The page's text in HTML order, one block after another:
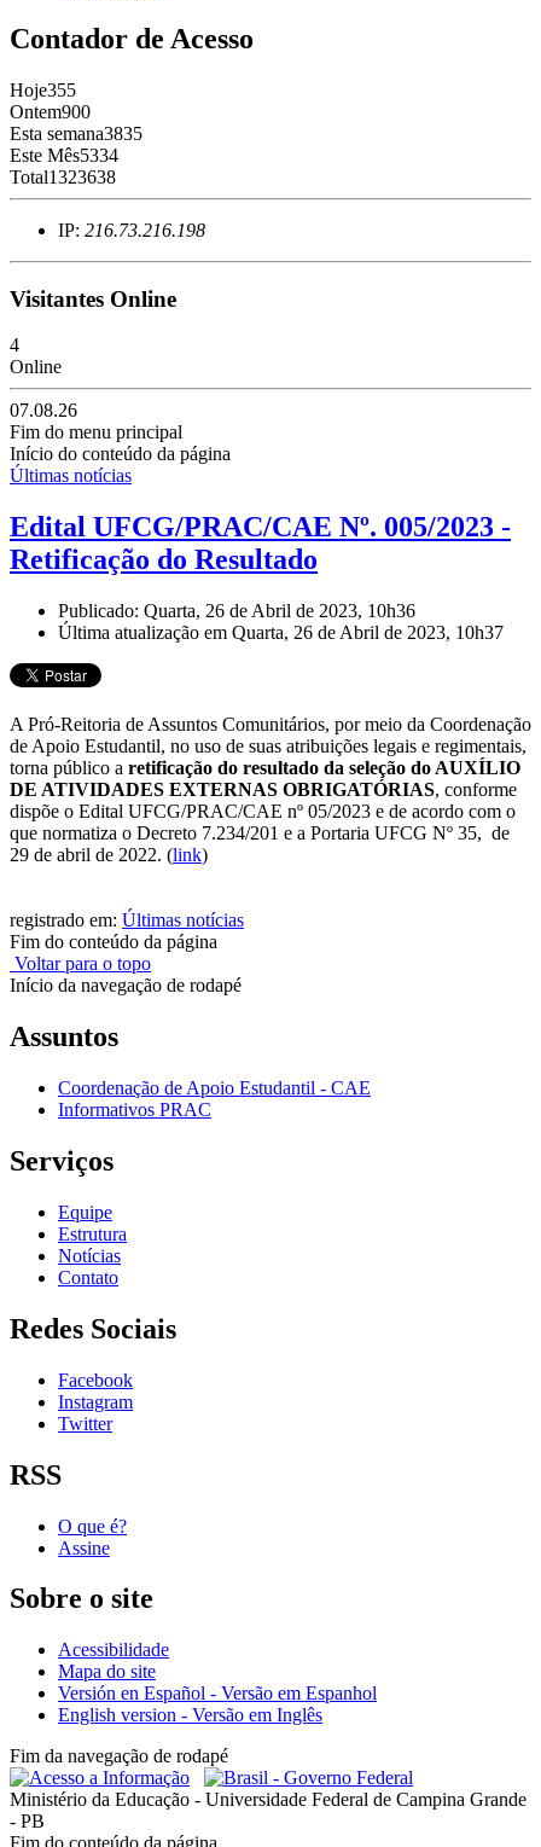
Contador de Acesso
Hoje355
Ontem900
Esta semana3835
Este Mês5334
Total1323638
IP: 216.73.216.198
Visitantes Online
4
Online
07.08.26
Fim do menu principal
Início do conteúdo da página
Últimas notícias
Edital UFCG/PRAC/CAE Nº. 005/2023 -
Retificação do Resultado
Publicado: Quarta, 26 de Abril de 2023, 10h36
Última atualização em Quarta, 26 de Abril de 2023, 10h37
A Pró-Reitoria de Assuntos Comunitários, por meio da Coordenação
de Apoio Estudantil, no uso de suas atribuições legais e regimentais,
torna público a retificação do resultado da seleção do AUXÍLIO
DE ATIVIDADES EXTERNAS OBRIGATÓRIAS, conforme
dispõe o Edital UFCG/PRAC/CAE nº 05/2023 e de acordo com o
que normatiza o Decreto 7.234/201 e a Portaria UFCG Nº 35, de
29 de abril de 2022. (link)
registrado em: Últimas notícias
Fim do conteúdo da página
Voltar para o topo
Início da navegação de rodapé
Assuntos
Coordenação de Apoio Estudantil - CAE
Informativos PRAC
Serviços
Equipe
Estrutura
Notícias
Contato
Redes Sociais
Facebook
Instagram
Twitter
RSS
O que é?
Assine
Sobre o site
Acessibilidade
Mapa do site
Versión en Español - Versão em Espanhol
English version - Versão em Inglês
Fim da navegação de rodapé
Ministério da Educação - Universidade Federal de Campina Grande
- PB